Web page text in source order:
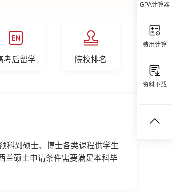
GPA计算器
费用计算
资料下载
考后留学 院校排名
科到硕士、博士各类课程供学生
兰硕士申请条件需要满足本科毕